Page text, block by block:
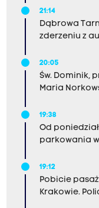
21:14
Dąbrowa
zderzeniu z
20:05
Św. Dominik,
Maria
19:38
Od
parkowania
19:12
Pobicie
Krakowie.